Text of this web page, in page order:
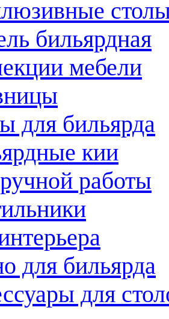
бильярдная
мебели
для бильярда
кии
работы
для бильярда
для